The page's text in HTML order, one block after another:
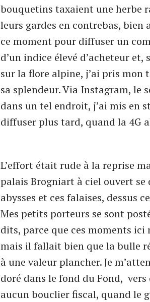
bouquetins taxaient une herbe
leurs gardes en contrebas, bien
ce moment pour diffuser un
d’un indice élevé d’acheteur
sur la flore alpine, j’ai pris
sa splendeur. Via Instagram, le
dans un tel endroit, j’ai mis en
diffuser plus tard, quand la 4G
L’effort était rude à la reprise
palais Brogniart à ciel ouvert se
abysses et ces falaises, dessus
Mes petits porteurs se sont
dits, parce que ces moments
mais il fallait bien que la bulle
à une valeur plancher. Je
doré dans le fond du Fond,
aucun bouclier fiscal, quand le